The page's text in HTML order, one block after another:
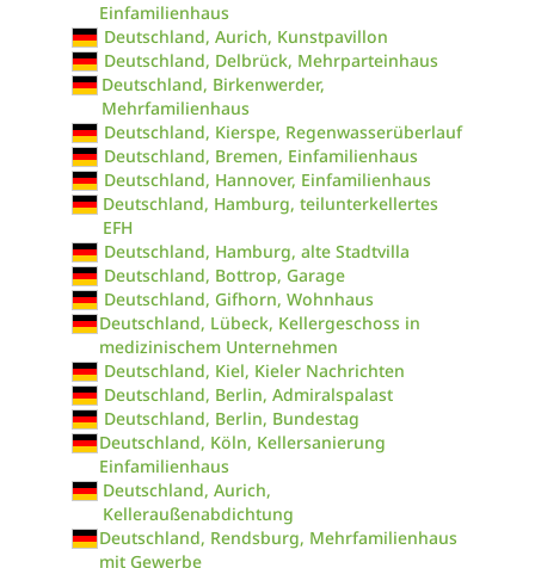
Einfamilienhaus
Deutschland, Aurich, Kunstpavillon
Deutschland, Delbrück, Mehrparteinhaus
Deutschland, Birkenwerder,
Mehrfamilienhaus
Deutschland, Kierspe, Regenwasserüberlauf
Deutschland, Bremen, Einfamilienhaus
Deutschland, Hannover, Einfamilienhaus
Deutschland, Hamburg, teilunterkellertes
EFH
Deutschland, Hamburg, alte Stadtvilla
Deutschland, Bottrop, Garage
Deutschland, Gifhorn, Wohnhaus
Deutschland, Lübeck, Kellergeschoss in
medizinischem Unternehmen
Deutschland, Kiel, Kieler Nachrichten
Deutschland, Berlin, Admiralspalast
Deutschland, Berlin, Bundestag
Deutschland, Köln, Kellersanierung
Einfamilienhaus
Deutschland, Aurich,
Kelleraußenabdichtung
Deutschland, Rendsburg, Mehrfamilienhaus
mit Gewerbe